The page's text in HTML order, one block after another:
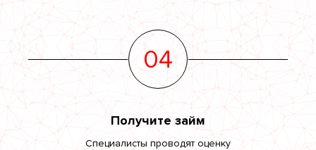
04
Получите займ
Специалисты проводят оценку